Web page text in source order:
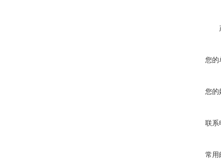
您的
您的
联系
常用